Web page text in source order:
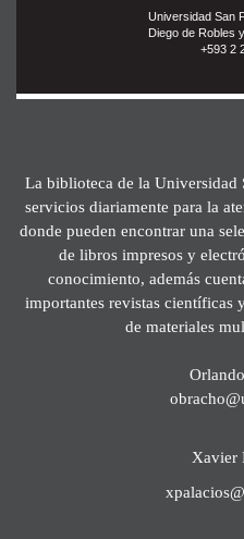
Universidad San
Diego de Robles
+593 2
La biblioteca de la Universidad
servicios diariamente para la
donde pueden encontrar una
de libros impresos y
conocimiento, además
importantes revistas científicas
de materiales
Xavier